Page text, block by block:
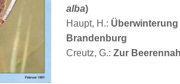
alba)
Haupt, H.:
Brandenburg
Creutz, G.: Zur